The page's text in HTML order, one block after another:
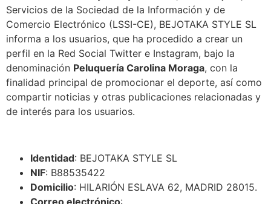
Servicios de la Sociedad de la Información y de
Comercio Electrónico (LSSI-CE), BEJOTAKA STYLE SL
informa a los usuarios, que ha procedido a crear un
perfil en la Red Social Twitter e Instagram, bajo la
denominación Peluquería Carolina Moraga, con la
finalidad principal de promocionar el deporte, así como
compartir noticias y otras publicaciones relacionadas y
de interés para los usuarios.
Identidad: BEJOTAKA STYLE SL
NIF: B88535422
Domicilio: HILARIÓN ESLAVA 62, MADRID 28015.
Correo electrónico: